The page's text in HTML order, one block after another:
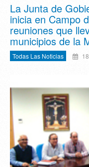
La Junta de
inicia en Campo
reuniones que
municipios de la
Todas Las Noticias